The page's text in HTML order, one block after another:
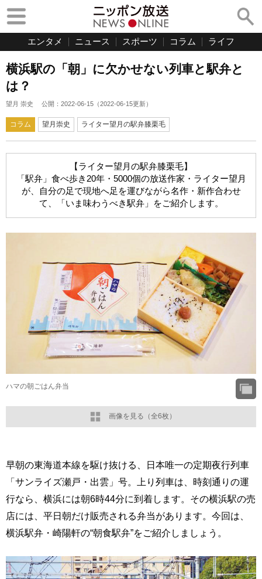
エンタメ ニュース スポーツ コラム ライフ
横浜駅の「朝」に欠かせない列車と駅弁と
は？
望月 崇史 公開： 2022-06-15 （2022-06-15更新）
コラム 望月崇史 ライター望月の駅弁膝栗毛
【ライター望月の駅弁膝栗毛】
「駅弁」食べ歩き20年・5000個の放送作家・ライター望月
が、自分の足で現地へ足を運びながら名作・新作合わせ
て、「いま味わうべき駅弁」をご紹介します。
画像を見る（全6枚）
ハマの朝ごはん弁当
早朝の東海道本線を駆け抜ける、日本唯一の定期夜行列車
「サンライズ瀬戸・出雲」号。上り列車は、時刻通りの運
行なら、横浜には朝6時44分に到着します。その横浜駅の売
店には、平日朝だけ販売される弁当があります。今回は、
横浜駅弁・崎陽軒の“朝食駅弁”をご紹介しましょう。